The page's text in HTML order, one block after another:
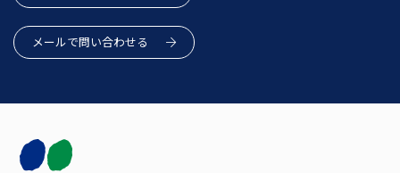
メールで問い合わせる